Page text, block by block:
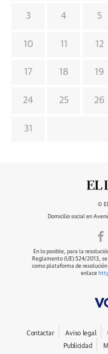
3 4 5
10 11 12
17 18 19
24 25 26
31
©
Domicilio social en
En lo posible, para la
Reglamento (UE) 524/2013,
como plataforma de
enlace
Contactar Aviso legal
Publicidad